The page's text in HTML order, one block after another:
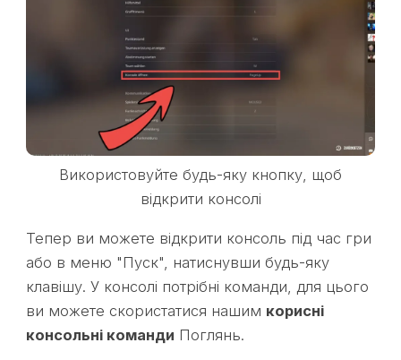
Використовуйте будь-яку кнопку, щоб
відкрити консолі
Тепер ви можете відкрити консоль під час гри
або в меню "Пуск", натиснувши будь-яку
клавішу. У консолі потрібні команди, для цього
ви можете скористатися нашим корисні
консольні команди Поглянь.